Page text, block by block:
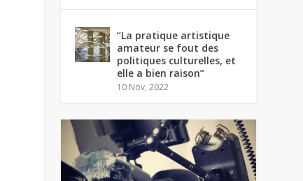
“La pratique artistique
amateur se fout des
politiques culturelles, et
elle a bien raison”
10 Nov, 2022